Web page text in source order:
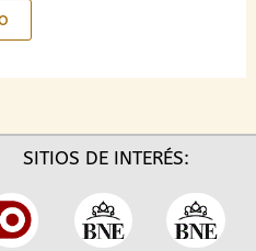
SITIOS DE INTERÉS: